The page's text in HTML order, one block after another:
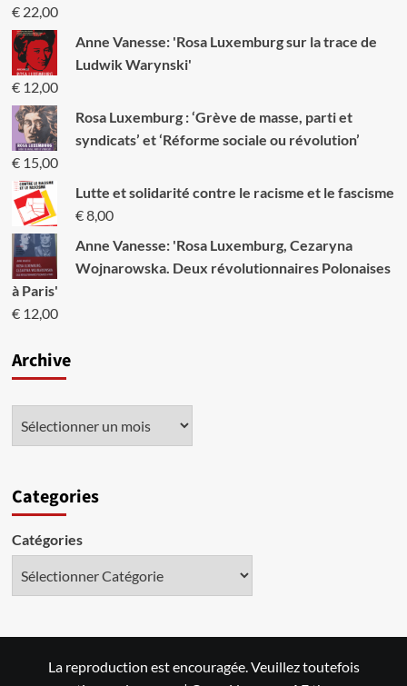
€22,00
Anne Vanesse: 'Rosa Luxemburg sur la trace de
Ludwik Warynski'
€12,00
Rosa Luxemburg : ‘Grève de masse, parti et
syndicats’ et ‘Réforme sociale ou révolution’
€15,00
Lutte et solidarité contre le racisme et le fascisme
€8,00
Anne Vanesse: 'Rosa Luxemburg, Cezaryna
Wojnarowska. Deux révolutionnaires Polonaises
à Paris'
€12,00
Archive
Categories
Catégories
La reproduction est encouragée. Veuillez toutefois